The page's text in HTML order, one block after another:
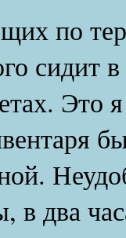
по
сидит
Это
в два